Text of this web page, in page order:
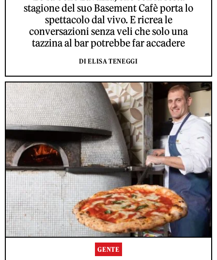
stagione del suo Basement Cafè porta lo
spettacolo dal vivo. E ricrea le
conversazioni senza veli che solo una
tazzina al bar potrebbe far accadere
DI ELISA TENEGGI
GENTE